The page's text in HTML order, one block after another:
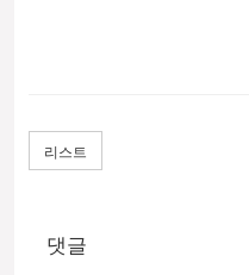
리스트
댓글